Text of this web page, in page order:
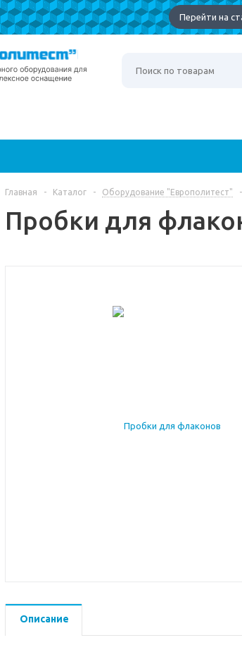
Перейти на
Главная - Каталог - Оборудование "Европолитест" -
Пробки для
Описание